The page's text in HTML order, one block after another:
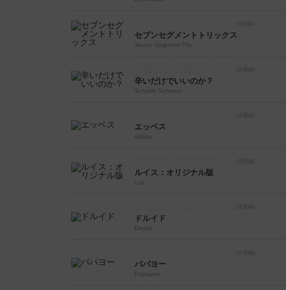
セブンセグメントトリックス
Seven Segment Trix
辛いだけでいいのか？
Scharfe Schoten
エッベス
ebbes
ルイス：オリジナル版
Luz
ドルイド
Druids
パパヨー
Papayoo